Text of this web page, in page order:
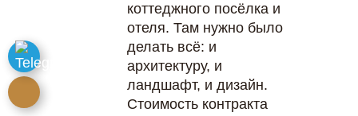
коттеджного посёлка и
отеля. Там нужно было
делать всё: и
архитектуру, и
ландшафт, и дизайн.
Стоимость контракта